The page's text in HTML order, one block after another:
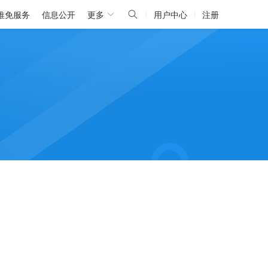
免服务 信息公开 更多 用户中心 注册